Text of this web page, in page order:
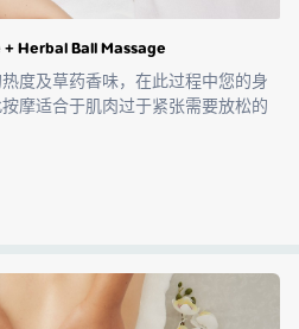
Herbal Ball Massage
度及草药香味，在此过程中您的身
摩适合于肌肉过于紧张需要放松的